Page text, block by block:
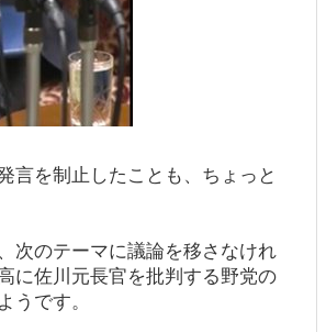
言を制止したことも、ちょっと
次のテーマに議論を移さなけれ
に佐川元長官を批判する野党の
です。